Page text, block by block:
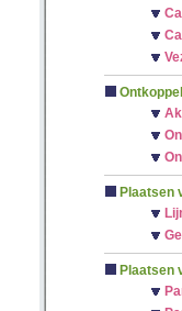
Plaatsen
Plaatsen